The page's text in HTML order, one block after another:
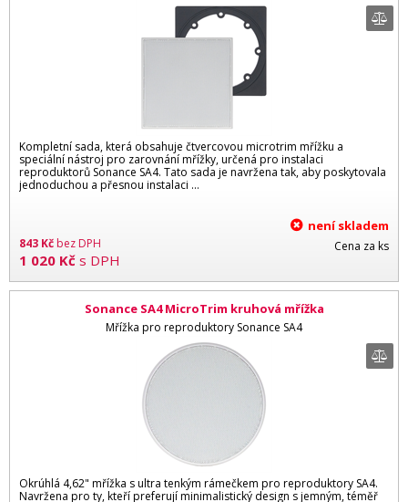
Kompletní sada, která obsahuje čtvercovou microtrim mřížku a
speciální nástroj pro zarovnání mřížky, určená pro instalaci
reproduktorů Sonance SA4. Tato sada je navržena tak, aby poskytovala
jednoduchou a přesnou instalaci …
843 Kčbez DPH
1 020 Kč s DPH
není skladem
Cena za ks
Sonance SA4 MicroTrim kruhová mřížka
Mřížka pro reproduktory Sonance SA4
Okrúhlá 4,62" mřížka s ultra tenkým rámečkem pro reproduktory SA4.
Navržena pro ty, kteří preferují minimalistický design s jemným, téměř